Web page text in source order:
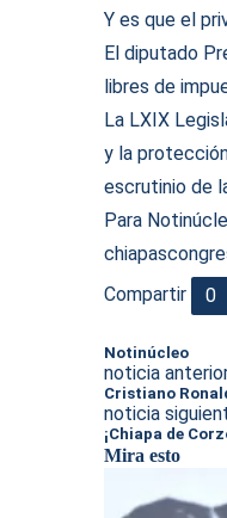
Y es que el
El diputado
libres de
La LXIX
y la
escrutinio de
Para
chiapas
Compartir
0
Notinúcleo
noticia
Cristiano
noticia
¡Chiapa de
Mira esto